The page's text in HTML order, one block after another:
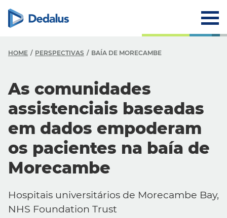
HOME PERSPECTIVAS BAÍA DE MORECAMBE
As comunidades
assistenciais baseadas
em dados empoderam
os pacientes na baía de
Morecambe
Hospitais universitários de Morecambe Bay,
NHS Foundation Trust